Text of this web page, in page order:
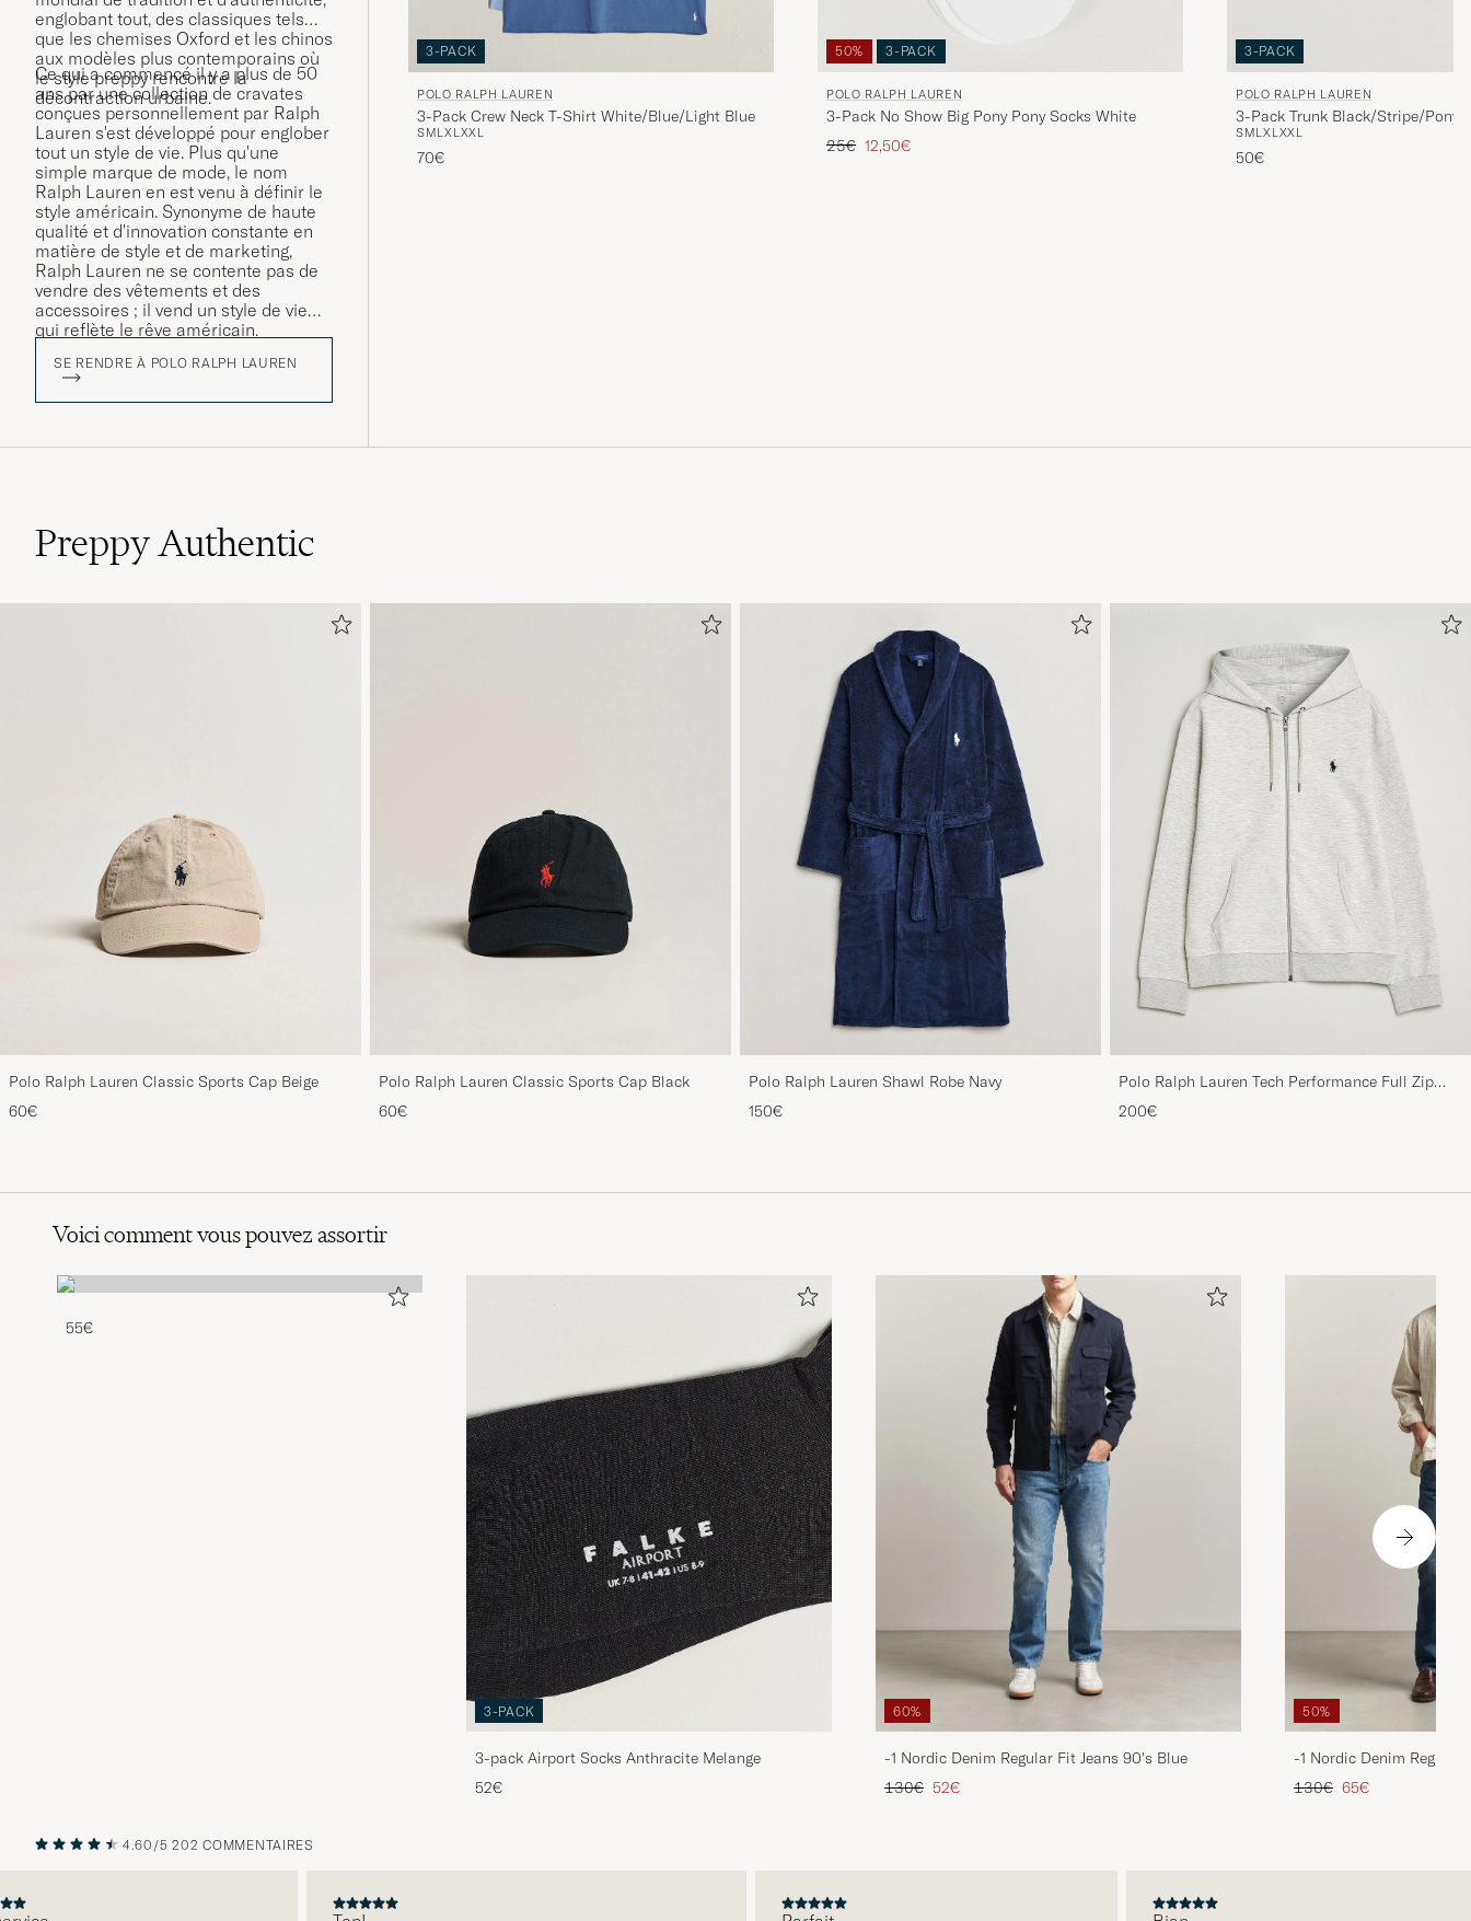
englobant tout, des classiques tels
que les chemises Oxford et les chinos
aux modèles plus contemporains où
le style preppy rencontre la
décontraction urbaine.
Ce qui a commencé il y a plus de 50
ans par une collection de cravates
conçues personnellement par Ralph
Lauren s'est développé pour englober
tout un style de vie. Plus qu'une
simple marque de mode, le nom
Ralph Lauren en est venu à définir le
style américain. Synonyme de haute
qualité et d'innovation constante en
matière de style et de marketing,
Ralph Lauren ne se contente pas de
vendre des vêtements et des
accessoires ; il vend un style de vie
qui reflète le rêve américain.
SE RENDRE À POLO RALPH LAUREN
3-PACK
POLO RALPH LAUREN
3-Pack Crew Neck T-Shirt White/Blue/Light Blue
SMLXL XXL
70€
50% 3-PACK
POLO RALPH LAUREN
3-Pack No Show Big Pony Pony Socks White
Prix ordinaire
25€ Prix réduit
12,50€
3-PACK
POLO RALPH LAUREN
3-Pack Trunk Black/Stripe/Pony
SMLXL XXL
50€
Preppy Authentic
Polo Ralph Lauren Classic Sports Cap Beige
60€
Polo Ralph Lauren Classic Sports Cap Black
60€
Polo Ralph Lauren Shawl Robe Navy
150€
Polo Ralph Lauren Tech Performance Full Zip
Light Sport Heather
200€
Voici comment vous pouvez assortir
55€
3-PACK
3-pack Airport Socks Anthracite Melange
52€
60%
-1 Nordic Denim Regular Fit Jeans 90's Blue
Prix ordinaire
130€ Prix réduit
52€
50%
-1 Nordic Denim Regular
Prix ordinaire
130€ Prix réduit
65€
PRÉCÉDENT
4.60/5 202 COMMENTAIRES